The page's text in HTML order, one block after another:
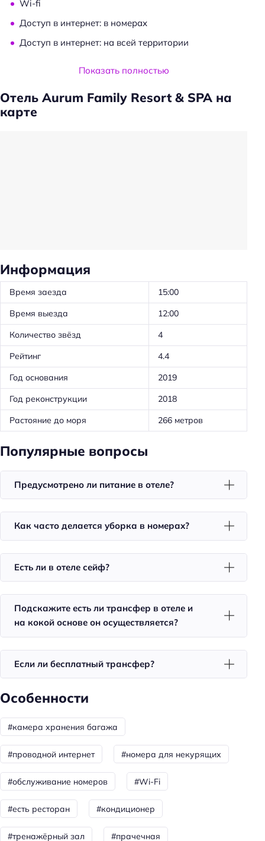
Wi-fi
Доступ в интернет: в номерах
Доступ в интернет: на всей территории
Услуги и удобства
Сейф
Консьерж-сервис
Вызов такси
Трансфер: до/от аэропорта
Трансфер: от/до железнодорожного вокзала
Частота уборки: ежедневно
Доставка цветов в номер
Швейцар
Предоставление отчётных документов
Обслуживание номеров
Оборудование для кухни: посуда
Оборудование для кухни: кофеварка
Трансфер: платный
Тип сейфа: в номере
Кухня/кухонный уголок в номере
Кондиционер в номере
Доставка еды в номер
Чай/кофе в номерах
Тапочки
Шампанское в номере
Телевизор в номере
Красивый вид из окна
Утюг
Холодильник
Фен
Номера со звукоизоляцией
Показать полностью
Отель Aurum Family Resort & SPA на
карте
Информация
Время заезда
15:00
Время выезда
12:00
Количество звёзд
4
Рейтинг
4.4
Год основания
2019
Год реконструкции
2018
Растояние до моря
266 метров
Популярные вопросы
Предусмотрено ли питание в отеле?
Как часто делается уборка в номерах?
Есть ли в отеле сейф?
Подскажите есть ли трансфер в отеле и
на кокой основе он осуществляется?
Если ли бесплатный трансфер?
Особенности
#камера хранения багажа
#проводной интернет #номера для некурящих
#обслуживание номеров #Wi-Fi
#есть ресторан #кондиционер
#тренажёрный зал #прачечная